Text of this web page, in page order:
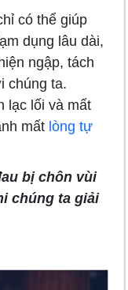
có thể giúp
dụng lâu dài,
ngập, tách
chúng ta.
lạc lối và mất
mất lòng tự
bị chôn vùi
chúng ta giải